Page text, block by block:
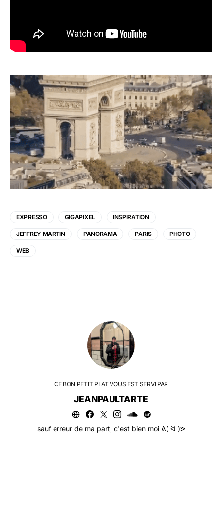
EXPRESSO GIGAPIXEL INSPIRATION
JEFFREY MARTIN PANORAMA PARIS PHOTO
WEB
CE BON PETIT PLAT VOUS EST SERVI PAR
JEANPAULTARTE
sauf erreur de ma part, c'est bien moi ᕕ( ᐛ )ᕗ